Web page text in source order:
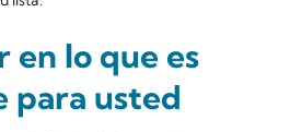
en lo que es
para usted